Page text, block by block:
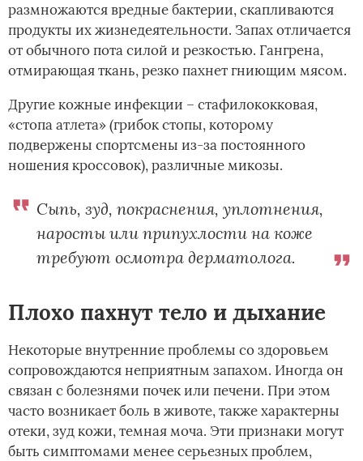
размножаются вредные бактерии, скапливаются
продукты их жизнедеятельности. Запах отличается
от обычного пота силой и резкостью. Гангрена,
отмирающая ткань, резко пахнет гниющим мясом.
Другие кожные инфекции – стафилококковая,
«стопа атлета» (грибок стопы, которому
подвержены спортсмены из-за постоянного
ношения кроссовок), различные микозы.
Сыпь, зуд, покраснения, уплотнения,
наросты или припухлости на коже
требуют осмотра дерматолога.
Плохо пахнут тело и дыхание
Некоторые внутренние проблемы со здоровьем
сопровождаются неприятным запахом. Иногда он
связан с болезнями почек или печени. При этом
часто возникает боль в животе, также характерны
отеки, зуд кожи, темная моча. Эти признаки могут
быть симптомами менее серьезных проблем,